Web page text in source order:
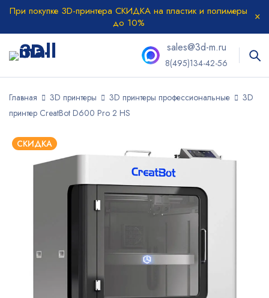
При покупке 3D-принтера СКИДКА на пластик и полимеры
до 10%
sales@3d-m.ru
8(495)134-42-56
Главная 3D принтеры 3D принтеры профессиональные
3D
принтер CreatBot D600 Pro 2 HS
СКИДКА